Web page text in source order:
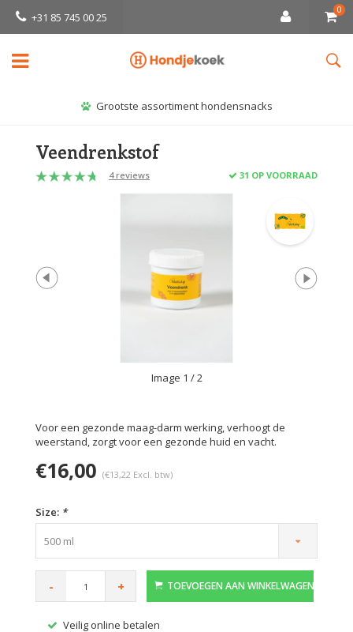
+31 85 745 00 25
0
Grootste assortiment hondensnacks
Veendrenkstof
4 reviews 31 OP VOORRAAD
Image 1 / 2
Voor een gezonde maag-darm werking, verhoogt de
weerstand, zorgt voor een gezonde huid en vacht.
€16,00 (€13,22 Excl. btw)
Size: *
500 ml
- + TOEVOEGEN AAN WINKELWAGEN
Veilig online betalen